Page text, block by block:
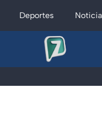
Deportes